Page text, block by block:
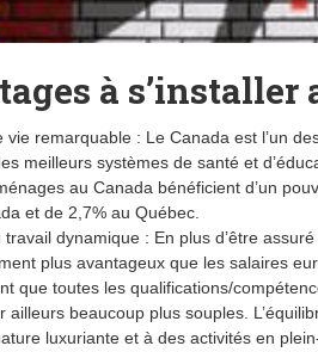
à s’installer
vie remarquable : Le Canada est l’un
meilleurs systèmes de santé et
au Canada bénéficient d’un
et de 2,7% au Québec.
travail dynamique : En plus d’être
plus avantageux que les salaires
que toutes les qualifications/
ailleurs beaucoup plus souples.
luxuriante et à des activités en